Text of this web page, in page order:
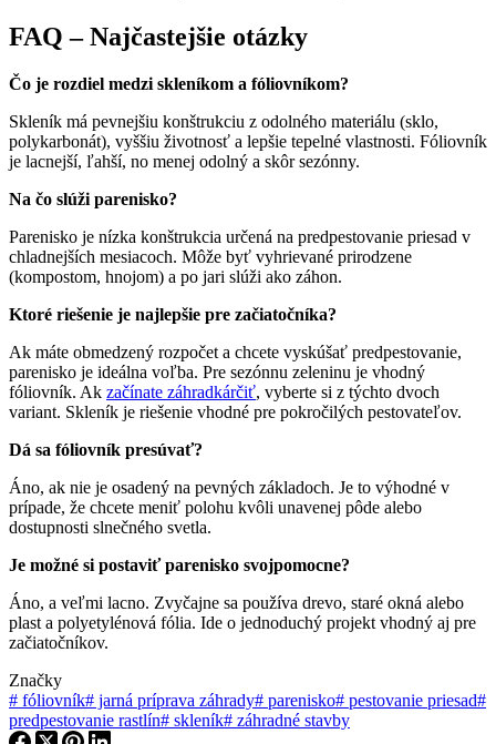
FAQ – Najčastejšie otázky
Čo je rozdiel medzi skleníkom a fóliovníkom?
Skleník má pevnejšiu konštrukciu z odolného materiálu (sklo,
polykarbonát), vyššiu životnosť a lepšie tepelné vlastnosti. Fóliovník
je lacnejší, ľahší, no menej odolný a skôr sezónny.
Na čo slúži parenisko?
Parenisko je nízka konštrukcia určená na predpestovanie priesad v
chladnejších mesiacoch. Môže byť vyhrievané prirodzene
(kompostom, hnojom) a po jari slúži ako záhon.
Ktoré riešenie je najlepšie pre začiatočníka?
Ak máte obmedzený rozpočet a chcete vyskúšať predpestovanie,
parenisko je ideálna voľba. Pre sezónnu zeleninu je vhodný
fóliovník. Ak začínate záhradkárčiť, vyberte si z týchto dvoch
variant. Skleník je riešenie vhodné pre pokročilých pestovateľov.
Dá sa fóliovník presúvať?
Áno, ak nie je osadený na pevných základoch. Je to výhodné v
prípade, že chcete meniť polohu kvôli unavenej pôde alebo
dostupnosti slnečného svetla.
Je možné si postaviť parenisko svojpomocne?
Áno, a veľmi lacno. Zvyčajne sa používa drevo, staré okná alebo
plast a polyetylénová fólia. Ide o jednoduchý projekt vhodný aj pre
začiatočníkov.
Značky
# fóliovník# jarná príprava záhrady# parenisko# pestovanie priesad#
predpestovanie rastlín# skleník# záhradné stavby